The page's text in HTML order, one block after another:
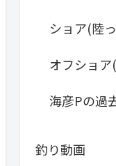
ショア(陸
オフショ
海彦Pの過
釣り動画